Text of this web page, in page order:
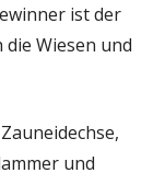
ist der
Wiesen und
und